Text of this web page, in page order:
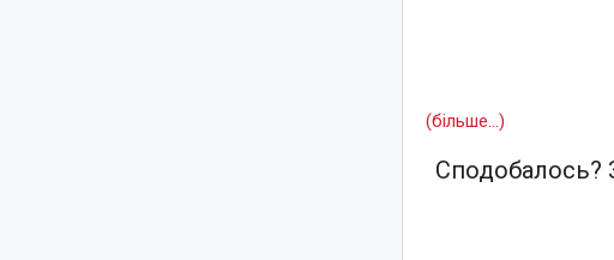
(більше…)
Сподобалось?